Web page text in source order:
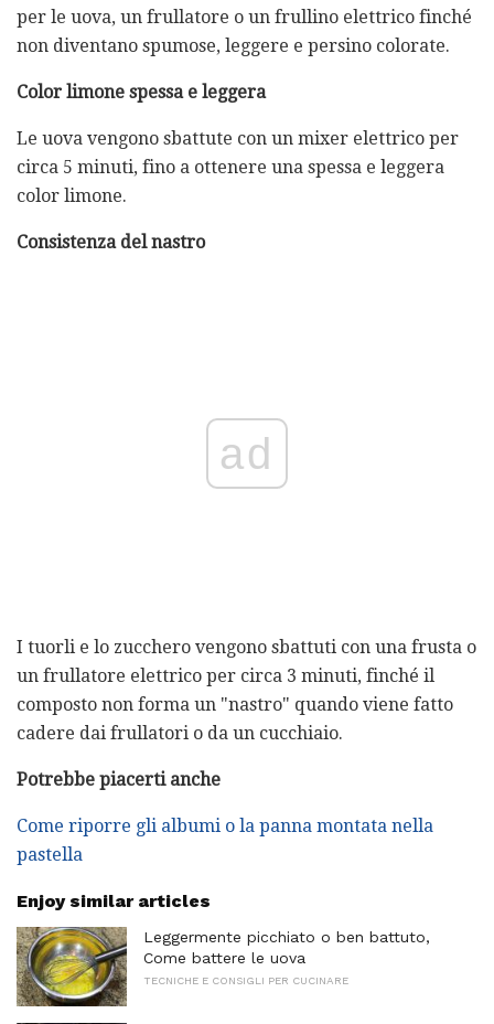
per le uova, un frullatore o un frullino elettrico finché
non diventano spumose, leggere e persino colorate.
Color limone spessa e leggera
Le uova vengono sbattute con un mixer elettrico per
circa 5 minuti, fino a ottenere una spessa e leggera
color limone.
Consistenza del nastro
ad
I tuorli e lo zucchero vengono sbattuti con una frusta o
un frullatore elettrico per circa 3 minuti, finché il
composto non forma un "nastro" quando viene fatto
cadere dai frullatori o da un cucchiaio.
Potrebbe piacerti anche
Come riporre gli albumi o la panna montata nella
pastella
Enjoy similar articles
Leggermente picchiato o ben battuto,
Come battere le uova
TECNICHE E CONSIGLI PER CUCINARE